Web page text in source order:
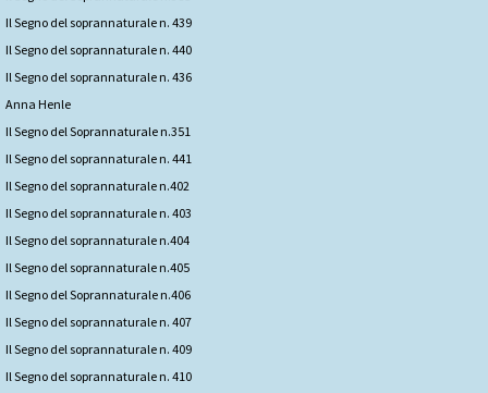
Il Segno del soprannaturale n. 439
Il Segno del soprannaturale n. 440
Il Segno del soprannaturale n. 436
Anna Henle
Il Segno del Soprannaturale n.351
Il Segno del soprannaturale n. 441
Il Segno del soprannaturale n.402
Il Segno del soprannaturale n. 403
Il Segno del soprannaturale n.404
Il Segno del soprannaturale n.405
Il Segno del Soprannaturale n.406
Il Segno del soprannaturale n. 407
Il Segno del soprannaturale n. 409
Il Segno del soprannaturale n. 410